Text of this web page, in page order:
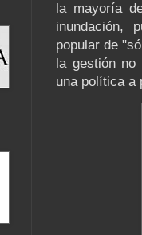
la mayoría
inundación,
popular de
la gestión
una política a